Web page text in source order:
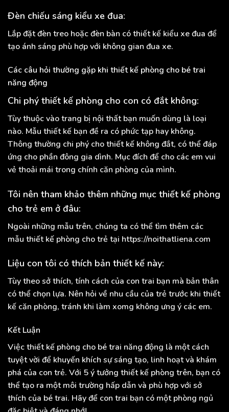
Đèn chiếu sáng kiểu xe đua:
Lắp đặt đèn treo hoặc đèn bàn có thiết kế kiểu xe đua để
tạo ánh sáng phù hợp với không gian đua xe.
Các câu hỏi thường gặp khi thiết kế phòng cho bé trai
năng động
Chi phý thiết kế phòng cho con có đắt không:
Tùy thuộc vào trang bị nội thất bạn muốn dùng là loại
nào. Mẫu thiết kế bạn đề ra có phức tạp hay không.
Thông thường chi phý cho thiết kế không đắt, có thể đáp
ứng cho phần đông gia dình. Mục đích để cho các em vui
vẻ thoải mái trong chính căn phòng của mình.
Tôi nên tham khảo thêm những mục thiết kế phòng
cho trẻ em ở đâu:
Ngoài những mẫu trên, chúng ta có thể tìm thêm các
mẫu thiết kế phòng cho trẻ tại https://noithatliena.com
Liệu con tôi có thích bản thiết kế này:
Tùy theo sở thích, tính cách của con trai bạn mà bản thân
có thể chọn lựa. Nên hỏi về nhu cầu của trẻ trước khi thiết
kế căn phòng, tránh khi làm xomg không ưng ý các em.
Kết Luận
Việc thiết kế phòng cho bé trai năng động là một cách
tuyệt vời để khuyến khích sự sáng tạo, linh hoạt và khám
phá của con trẻ. Với 5 ý tưởng thiết kế phòng trên, bạn có
thể tạo ra một môi trường hấp dẫn và phù hợp với sở
thích của bé trai. Hãy để con trai bạn có một phòng ngủ